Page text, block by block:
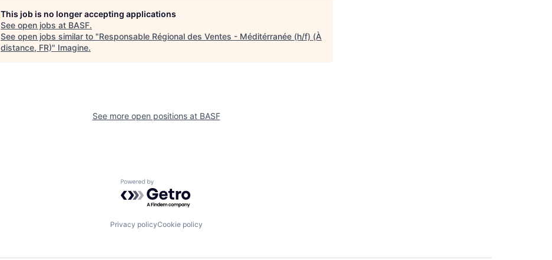
This job is no longer accepting applications
See open jobs at BASF.
See open jobs similar to "Responsable Régional des Ventes - Méditérranée (h/f) (À
distance, FR)" Imagine.
See more open positions at BASF
Powered by Getro.com
Privacy policyCookie policy